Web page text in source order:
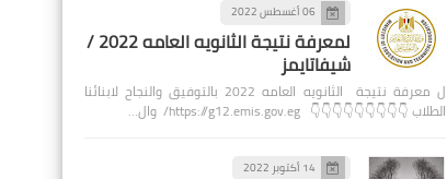
06 أغسطس 2022
لمعرفة نتيجة الثانويه العامه 2022 /
شيفاتايمز
ل معرفة نتيجة الثانويه العامه 2022 بالتوفيق والنجاح لابنائنا
الطلاب 👇👇👇👇👇👇👇👇👇 https://g12.emis.gov.eg/ وال…
14 أكتوبر 2022